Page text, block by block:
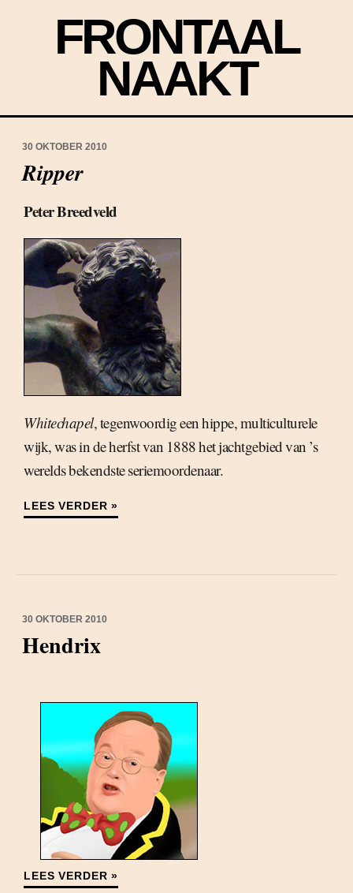
FRONTAAL
NAAKT
30 OKTOBER 2010
Ripper
Peter Breedveld
Whitechapel, tegenwoordig een hippe, multiculturele
wijk, was in de herfst van 1888 het jachtgebied van ’s
werelds bekendste seriemoordenaar.
LEES VERDER »
30 OKTOBER 2010
Hendrix
LEES VERDER »